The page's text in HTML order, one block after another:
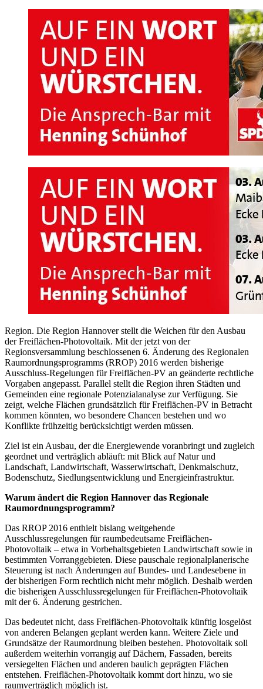
Region. Die Region Hannover stellt die Weichen für den Ausbau
der Freiflächen-Photovoltaik. Mit der jetzt von der
Regionsversammlung beschlossenen 6. Änderung des Regionalen
Raumordnungsprogramms (RROP) 2016 werden bisherige
Ausschluss-Regelungen für Freiflächen-PV an geänderte rechtliche
Vorgaben angepasst. Parallel stellt die Region ihren Städten und
Gemeinden eine regionale Potenzialanalyse zur Verfügung. Sie
zeigt, welche Flächen grundsätzlich für Freiflächen-PV in Betracht
kommen könnten, wo besondere Chancen bestehen und wo
Konflikte frühzeitig berücksichtigt werden müssen.
Ziel ist ein Ausbau, der die Energiewende voranbringt und zugleich
geordnet und verträglich abläuft: mit Blick auf Natur und
Landschaft, Landwirtschaft, Wasserwirtschaft, Denkmalschutz,
Bodenschutz, Siedlungsentwicklung und Energieinfrastruktur.
Warum ändert die Region Hannover das Regionale
Raumordnungsprogramm?
Das RROP 2016 enthielt bislang weitgehende
Ausschlussregelungen für raumbedeutsame Freiflächen-
Photovoltaik – etwa in Vorbehaltsgebieten Landwirtschaft sowie in
bestimmten Vorranggebieten. Diese pauschale regionalplanerische
Steuerung ist nach Änderungen auf Bundes- und Landesebene in
der bisherigen Form rechtlich nicht mehr möglich. Deshalb werden
die bisherigen Ausschlussregelungen für Freiflächen-Photovoltaik
mit der 6. Änderung gestrichen.
Das bedeutet nicht, dass Freiflächen-Photovoltaik künftig losgelöst
von anderen Belangen geplant werden kann. Weitere Ziele und
Grundsätze der Raumordnung bleiben bestehen. Photovoltaik soll
außerdem weiterhin vorrangig auf Dächern, Fassaden, bereits
versiegelten Flächen und anderen baulich geprägten Flächen
entstehen. Freiflächen-Photovoltaik kommt dort hinzu, wo sie
raumverträglich möglich ist.